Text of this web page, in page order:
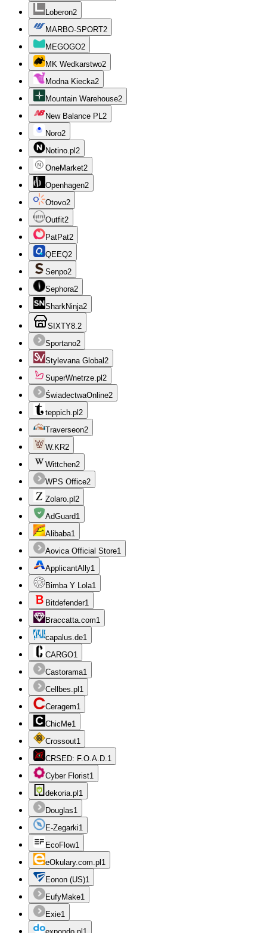
Loberon2
MARBO-SPORT2
MEGOGO2
MK Wedkarstwo2
Modna Kiecka2
Mountain Warehouse2
New Balance PL 2
Noro2
Notino.pl 2
OneMarket2
Openhagen2
Otovo2
Outfit2
PatPat2
QEEQ2
Senpo2
Sephora2
SharkNinja2
SIXTY8. 2
Sportano2
Stylevana Global 2
SuperWnetrze.pl 2
ŚwiadectwaOnline2
teppich.pl 2
Traverseon2
W.KR2
Wittchen2
WPS Office2
Zolaro.pl 2
AdGuard1
Alibaba1
Aovica Official Store1
ApplicantAlly1
Bimba Y Lola1
Bitdefender1
Braccatta.com1
capalus.de1
CARGO1
Castorama1
Cellbes.pl 1
Ceragem1
ChicMe1
Crossout1
CRSED: F.O.A.D. 1
Cyber Florist1
dekoria.pl 1
Douglas1
E-Zegarki1
EcoFlow1
eOkulary.com.pl 1
Eonon (US)1
EufyMake1
Exie1